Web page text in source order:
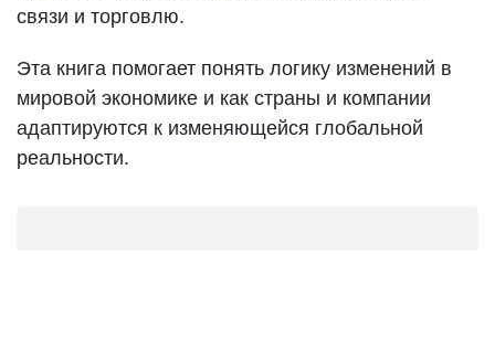
связи и торговлю.
Эта книга помогает понять логику изменений в
мировой экономике и как страны и компании
адаптируются к изменяющейся глобальной
реальности.